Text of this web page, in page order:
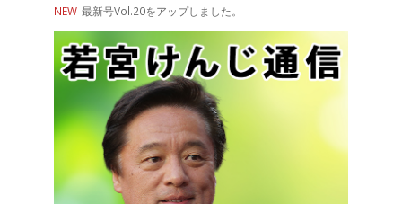
NEW 最新号Vol.20をアップしました。